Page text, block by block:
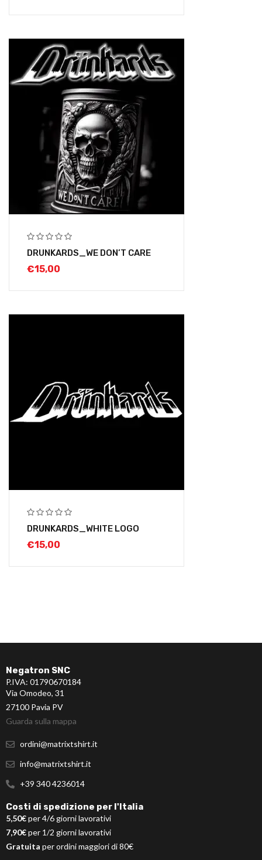
DRUNKARDS_WE DON’T CARE
€15,00
DRUNKARDS_WHITE LOGO
€15,00
Negatron SNC
P.IVA: 01790670184
Via Omodeo, 31
27100 Pavia PV
Guarda sulla mappa
ordini@matrixtshirt.it
info@matrixtshirt.it
+39 340 4236014
Costi di spedizione per l'Italia
5,50€per 4/6 giorni lavorativi
7,90€per 1/2 giorni lavorativi
Gratuita per ordini maggiori di 80€